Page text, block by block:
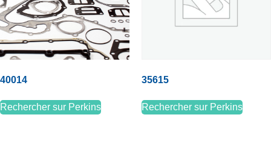
40014
Rechercher sur Perkins
35615
Rechercher sur Perkins